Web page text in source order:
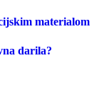
materialom
darila?